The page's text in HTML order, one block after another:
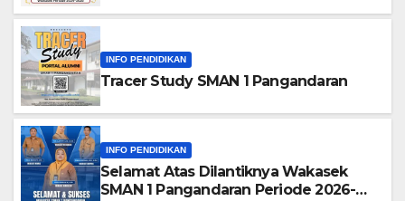
INFO PENDIDIKAN
Tracer Study SMAN 1 Pangandaran
INFO PENDIDIKAN
Selamat Atas Dilantiknya Wakasek
SMAN 1 Pangandaran Periode 2026-